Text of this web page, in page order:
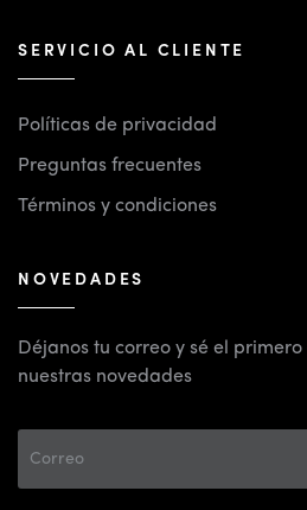
SERVICIO AL CLIENTE
Políticas de privacidad
Preguntas frecuentes
Términos y condiciones
NOVEDADES
Déjanos tu correo y sé el
nuestras novedades